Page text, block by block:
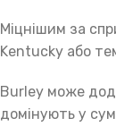
Міцнішим за
Kentucky або
Burley може
домінують у